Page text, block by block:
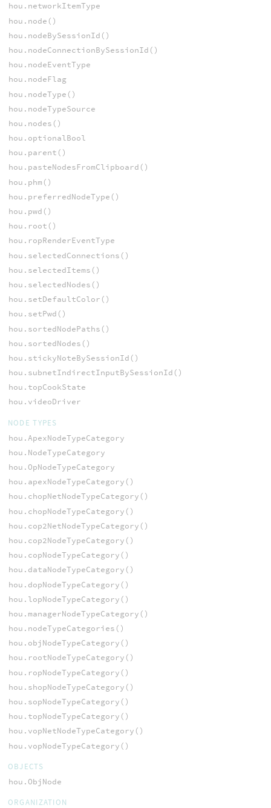
hou.networkItemType
hou.node()
hou.nodeBySessionId()
hou.nodeConnectionBySessionId()
hou.nodeEventType
hou.nodeFlag
hou.nodeType()
hou.nodeTypeSource
hou.nodes()
hou.optionalBool
hou.parent()
hou.pasteNodesFromClipboard()
hou.phm()
hou.preferredNodeType()
hou.pwd()
hou.root()
hou.ropRenderEventType
hou.selectedConnections()
hou.selectedItems()
hou.selectedNodes()
hou.setDefaultColor()
hou.setPwd()
hou.sortedNodePaths()
hou.sortedNodes()
hou.stickyNoteBySessionId()
hou.subnetIndirectInputBySessionId()
hou.topCookState
hou.videoDriver
NODE TYPES
hou.ApexNodeTypeCategory
hou.NodeTypeCategory
hou.OpNodeTypeCategory
hou.apexNodeTypeCategory()
hou.chopNetNodeTypeCategory()
hou.chopNodeTypeCategory()
hou.cop2NetNodeTypeCategory()
hou.cop2NodeTypeCategory()
hou.copNodeTypeCategory()
hou.dataNodeTypeCategory()
hou.dopNodeTypeCategory()
hou.lopNodeTypeCategory()
hou.managerNodeTypeCategory()
hou.nodeTypeCategories()
hou.objNodeTypeCategory()
hou.rootNodeTypeCategory()
hou.ropNodeTypeCategory()
hou.shopNodeTypeCategory()
hou.sopNodeTypeCategory()
hou.topNodeTypeCategory()
hou.vopNetNodeTypeCategory()
hou.vopNodeTypeCategory()
OBJECTS
hou.ObjNode
ORGANIZATION